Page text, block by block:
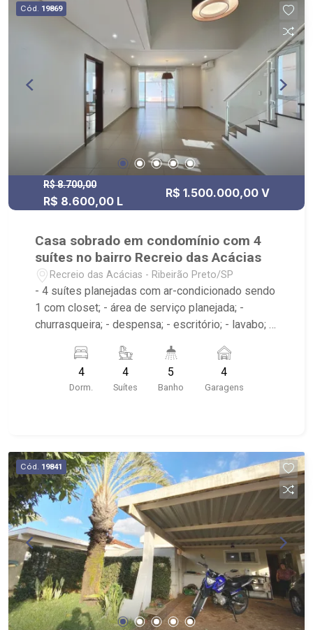
Cód. 19869
R$ 8.700,00
R$ 8.600,00 L
R$ 1.500.000,00 V
Casa sobrado em condomínio com 4
suítes no bairro Recreio das Acácias
Recreio das Acácias - Ribeirão Preto/SP
- 4 suítes planejadas com ar-condicionado sendo
1 com closet; - área de serviço planejada; -
churrasqueira; - despensa; - escritório; - lavabo; -
sala 2 ambientes com ar-condicionado; - 5
banheiros planejados com box e espelho; -
próximo ao Yakin, Villa Sucreê, MB Fit Academia
4
Dorm.
4
Suítes
5
Banho
4
Garagens
Cód. 19841